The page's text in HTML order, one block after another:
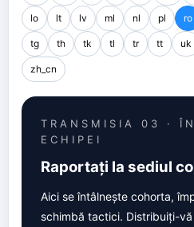
lo lt lv ml nl pl ro
tg th tk tl tr tt uk
zh_cn
TRANSMISIA 03 ·
ECHIPEI
Raportați la sediul
Aici se întâlnește cohorta,
schimbă tactici. Distribuiți-